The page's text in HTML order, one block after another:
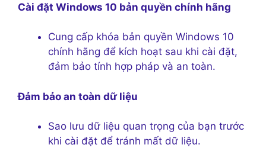
Cài đặt Windows 10 bản quyền chính hãng
Cung cấp khóa bản quyền Windows 10
chính hãng để kích hoạt sau khi cài đặt,
đảm bảo tính hợp pháp và an toàn.
Đảm bảo an toàn dữ liệu
Sao lưu dữ liệu quan trọng của bạn trước
khi cài đặt để tránh mất dữ liệu.